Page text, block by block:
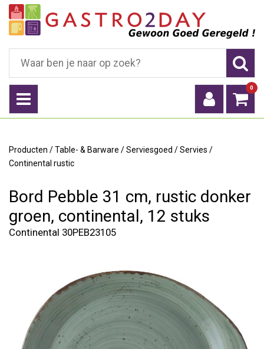
0
Producten /Table- & Barware /Serviesgoed /Servies /
Continental rustic
Bord Pebble 31 cm, rustic donker
groen, continental, 12 stuks
Continental 30PEB23105